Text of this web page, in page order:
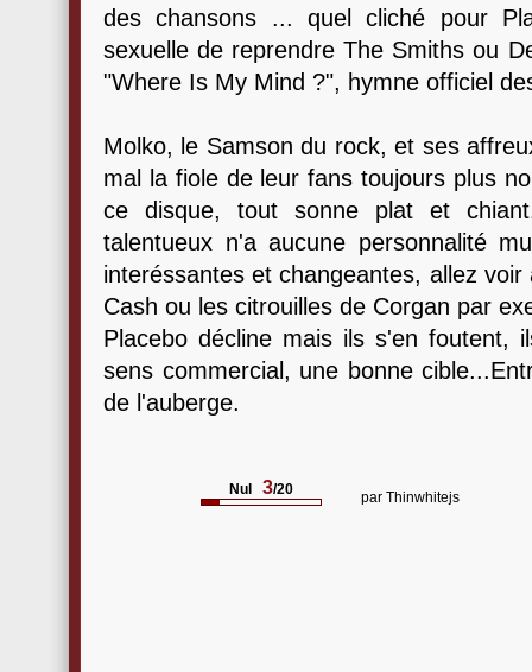
des chansons ... quel cliché pour
sexuelle de reprendre The Smiths ou
"Where Is My Mind ?", hymne officiel
Molko, le Samson du rock, et ses
mal la fiole de leur fans toujours plus
ce disque, tout sonne plat et
talentueux n'a aucune personnalité
interéssantes et changeantes, allez
Cash ou les citrouilles de Corgan par
Placebo décline mais ils s'en
sens commercial, une bonne
de l'auberge.
Nul 3/20 par Thinwhitejs